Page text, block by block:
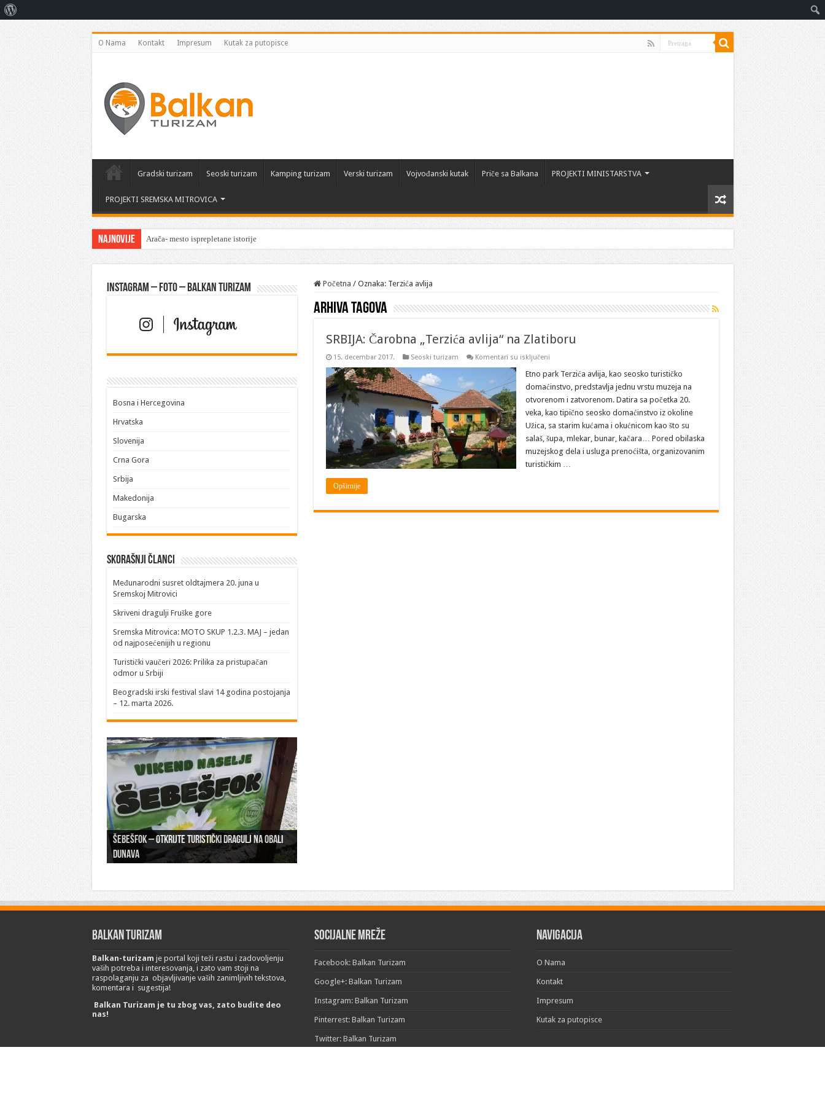
O Nama Kontakt Impresum Kutak za putopisce
Gradski turizam Seoski turizam Kamping turizam Verski turizam Vojvođanski kutak Priče sa Balkana PROJEKTI MINISTARSTVA
PROJEKTI SREMSKA MITROVICA
Najnovije Arača- mesto isprepletane istorije
Početna / Oznaka: Terzića avlija
Arhiva tagova
SRBIJA: Čarobna „Terzića avlija“ na Zlatiboru
15. decembar 2017. Seoski turizam Komentari su isključenina
Čarobna
avlija“
na
Zlatiboru
Etno park Terzića avlija, kao seosko turističko
domaćinstvo, predstavlja jednu vrstu muzeja na
otvorenom i zatvorenom. Datira sa početka 20.
veka, kao tipično seosko domaćinstvo iz okoline
Užica, sa starim kućama i okućnicom kao što su
salaš, šupa, mlekar, bunar, kačara… Pored obilaska
muzejskog dela i usluga prenoćišta, organizovanim
turističkim …
Opširnije
Instagram – FOTO – Balkan turizam
Bosna i Hercegovina
Hrvatska
Slovenija
Crna Gora
Srbija
Makedonija
Bugarska
Skorašnji članci
​Međunarodni susret oldtajmera 20. juna u
Sremskoj Mitrovici
Skriveni dragulji Fruške gore
Sremska Mitrovica: MOTO SKUP 1.2.3. MAJ – jedan
od najposećenijih u regionu
Turistički vaučeri 2026: Prilika za pristupačan
odmor u Srbiji
Beogradski irski festival slavi 14 godina postojanja
– 12. marta 2026.
Šebešfok – Otkrijte turistički dragulj na obali
Dunava
Erdevik: Sremska kulenijada 8. juna
Pomerena kupališna sezona na Gradskoj plaži u
Sremskoj Mitrovici
Novi Sad: Exit festival od 6.do 9. jula
26. Međunarodni sajam turizma „EMITT 2023“
Balkan Turizam
Balkan-turizam je portal koji teži rastu i zadovoljenju
vaših potreba i interesovanja, i zato vam stoji na
raspolaganju za objavljivanje vaših zanimljivih tekstova,
komentara i sugestija!
Balkan Turizam je tu zbog vas, zato budite deo
nas!
Socijalne mreže
Facebook: Balkan Turizam
Google+: Balkan Turizam
Instagram: Balkan Turizam
Pinterrest: Balkan Turizam
Twitter: Balkan Turizam
Navigacija
O Nama
Kontakt
Impresum
Kutak za putopisce
Vordpresu